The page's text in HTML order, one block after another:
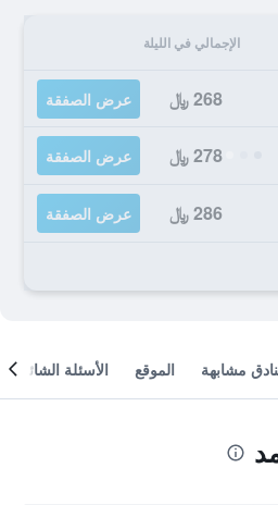
الإجمالي في الليلة
268 ﷼ عرض الصفقة
278 ﷼ عرض الصفقة
286 ﷼ عرض الصفقة
مشابهة الموقع الأسئلة الشائعة